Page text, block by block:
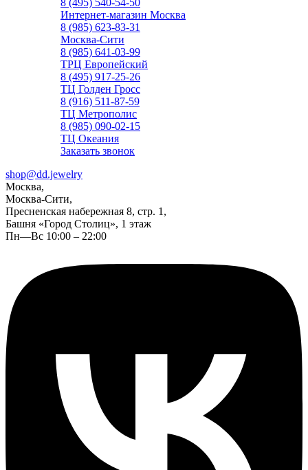
8 (495) 540-54-50
Интернет-магазин Москва
8 (985) 623-83-31
Москва-Сити
8 (985) 641-03-99
ТРЦ Европейский
8 (495) 917-25-26
ТЦ Голден Гросс
8 (916) 511-87-59
ТЦ Метрополис
8 (985) 090-02-15
ТЦ Океания
Заказать звонок
shop@dd.jewelry
Москва,
Москва-Сити,
Пресненская набережная 8, стр. 1,
Башня «Город Столиц», 1 этаж
Пн—Вс 10:00 – 22:00